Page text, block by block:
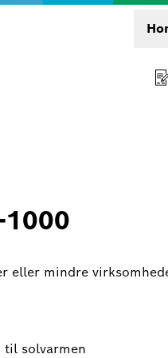
1000
eller mindre
til solvarmen